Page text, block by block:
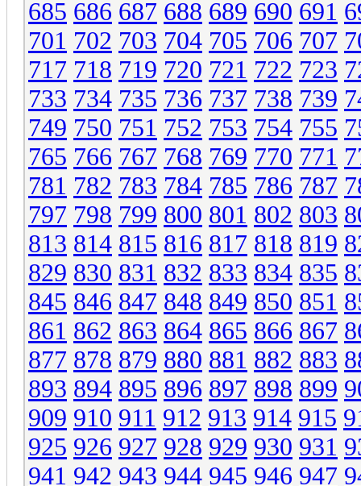
685 686 687 688 689 690 691
701 702 703 704 705 706 707
717 718 719 720 721 722 723
733 734 735 736 737 738 739
749 750 751 752 753 754 755
765 766 767 768 769 770 771
781 782 783 784 785 786 787
797 798 799 800 801 802 803
813 814 815 816 817 818 819
829 830 831 832 833 834 835
845 846 847 848 849 850 851
861 862 863 864 865 866 867
877 878 879 880 881 882 883
893 894 895 896 897 898 899
909 910 911 912 913 914 915
925 926 927 928 929 930 931
941 942 943 944 945 946 947